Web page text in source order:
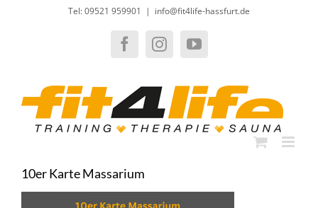
Tel: 09521 959901 | info@fit4life-hassfurt.de
FacebookInstagramYouTube
10er Karte Massarium